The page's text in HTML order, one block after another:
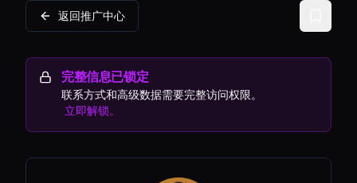
返回推广中心
完整信息已锁定
联系方式和高级数据需要完整访问权限。
立即解锁。